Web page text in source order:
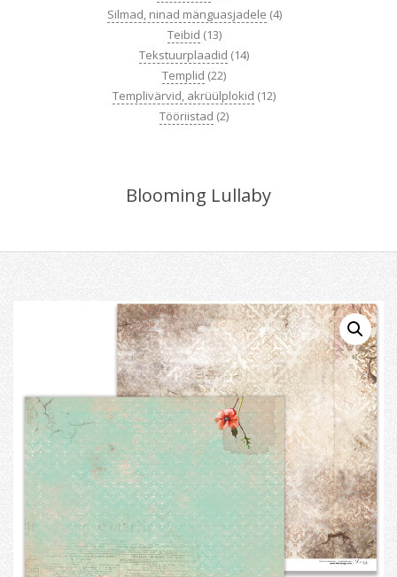
Silmad, ninad mänguasjadele (4)
Teibid (13)
Tekstuurplaadid (14)
Templid (22)
Templivärvid, akrüülplokid (12)
Tööriistad (2)
Blooming Lullaby